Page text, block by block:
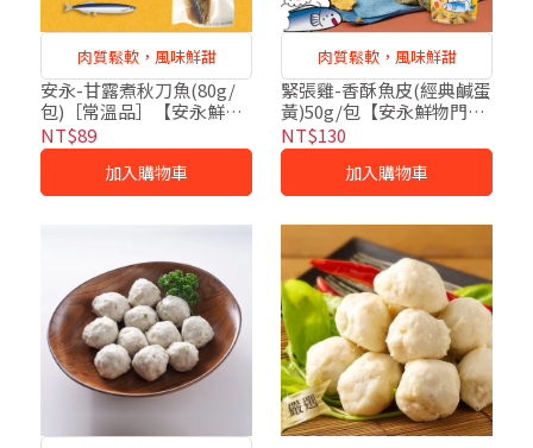
肉質鬆軟，風味鮮甜
安永-甘露煮秋刀魚(80g/
包)［常溫品］【安永鮮物
門市自取】
NT$89
加入購物車
肉質鬆軟，風味鮮甜
緊張雞-香酥魚皮(經典鹹蛋
黃)50g/包【安永鮮物門市
自取】
NT$130
加入購物車